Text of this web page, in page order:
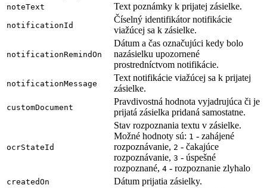
noteText Text poznámky k prijatej zásielke.
notificationId
Číselný identifikátor notifikácie
viažúcej sa k zásielke.
notificationRemindOn
Dátum a čas označujúci kedy bolo
nazásielku upozornené
prostredníctvom notifikácie.
notificationMessage
Text notifikácie viažúcej sa k prijatej
zásielke.
customDocument
Pravdivostná hodnota vyjadrujúca či je
prijatá zásielka pridaná samostatne.
ocrStateId
Stav rozpoznania textu v zásielke.
Možné hodnoty sú: 1 - zahájené
rozpoznávanie, 2 - čakajúce
rozpoznávanie, 3 - úspešné
rozpoznané, 4 - rozpoznanie zlyhalo
createdOn Dátum prijatia zásielky.